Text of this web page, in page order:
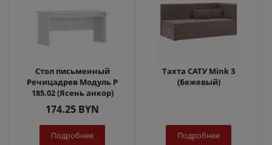
Стол письменный
Речицадрев Модуль Р
185.02 (Ясень анкор)
174.25 BYN
Подробнее
Тахта САТУ Mink 3
(Бежевый)
Подробнее